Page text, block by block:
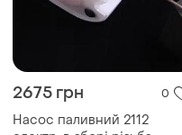
2675 грн 0
Насос паливний 2112